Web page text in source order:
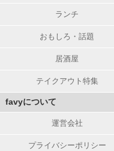
ランチ
おもしろ・話題
居酒屋
テイクアウト特集
favyについて
運営会社
プライバシーポリシー